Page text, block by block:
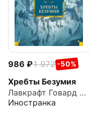
986 1 972 -50%
Хребты Безумия
Лавкрафт Говард Филлипс
Иностранка